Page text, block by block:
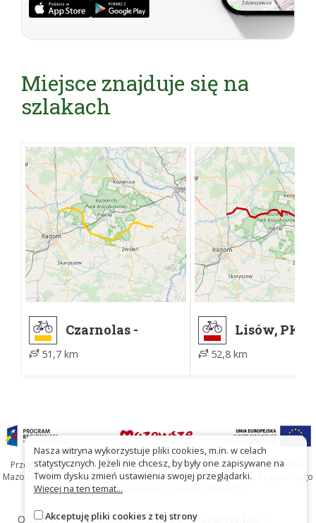
Miejsce znajduje się na
szlakach
Czarnolas -
przystanek PKP
51,7 km
Lisów, PKP -
Czarnolas
52,8 km
Przedsięwzięcie współfinansowane ze środków Samorządu Województwa
Mazowieckiego oraz Unię Europejską w ramach Mazowieckiego Regionalnego
Programu Operacyjnego na lata 2007-2013
O stronie O projekcie Kontakt
Nasza witryna wykorzystuje pliki cookies, m.in. w celach
statystycznych. Jeżeli nie chcesz, by były one zapisywane na
Twoim dysku zmień ustawienia swojej przeglądarki.
Więcej na ten temat...
Akceptuję pliki cookies z tej strony